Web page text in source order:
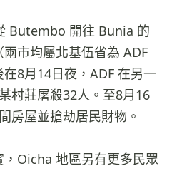
Butembo 開往 Bunia 的
市均屬北基伍省為 ADF
8月14日夜，ADF 在另一
村莊屠殺32人。至8月16
房屋並搶劫居民財物。
Oicha 地區另有更多民眾